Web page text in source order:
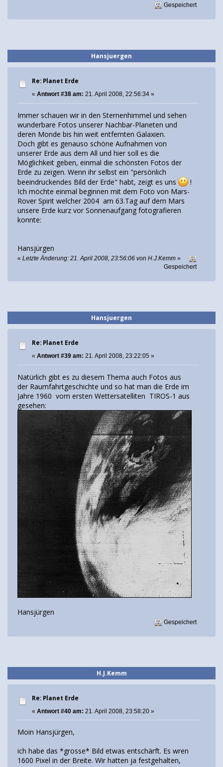
Gespeichert
Hansjuergen
Re: Planet Erde
« Antwort #38 am: 21. April 2008, 22:56:34 »
Immer schauen wir in den Sternenhimmel und sehen
wunderbare Fotos unserer Nachbar-Planeten und
deren Monde bis hin weit entfernten Galaxien.
Doch gibt es genauso schöne Aufnahmen von
unserer Erde aus dem All und hier soll es die
Möglichkeit geben, einmal die schönsten Fotos der
Erde zu zeigen. Wenn ihr selbst ein "persönlich
beeindruckendes Bild der Erde" habt, zeigt es uns
!
Ich möchte einmal beginnen mit dem Foto von Mars-
Rover Spirit welcher 2004 am 63.Tag auf dem Mars
unsere Erde kurz vor Sonnenaufgang fotografieren
konnte:
Hansjürgen
« Letzte Änderung: 21. April 2008, 23:56:06 von H.J.Kemm »
Gespeichert
Hansjuergen
Re: Planet Erde
« Antwort #39 am: 21. April 2008, 23:22:05 »
Natürlich gibt es zu diesem Thema auch Fotos aus
der Raumfahrtgeschichte und so hat man die Erde im
Jahre 1960 vom ersten Wettersatelliten TIROS-1 aus
gesehen:
Hansjürgen
Gespeichert
H.J.Kemm
Re: Planet Erde
« Antwort #40 am: 21. April 2008, 23:58:20 »
Moin Hansjürgen,
ich habe das *grosse* Bild etwas entschärft. Es wren
1600 Pixel in der Breite. Wir hatten ja festgehalten,